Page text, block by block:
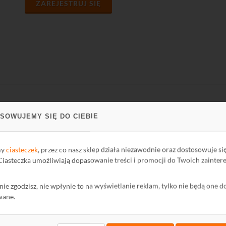
SIĘ DO CIEBIE
ciasteczek , przez co nasz sklep działa niezawodnie oraz dostosowuje
umożliwiają dopasowanie treści i promocji do Twoich
nie zgodzisz, nie wpłynie to na wyświetlanie reklam, tylko nie będą one
ZAREJESTRUJ SIĘ
Informatora
Kontakt
Ochrona środowiska